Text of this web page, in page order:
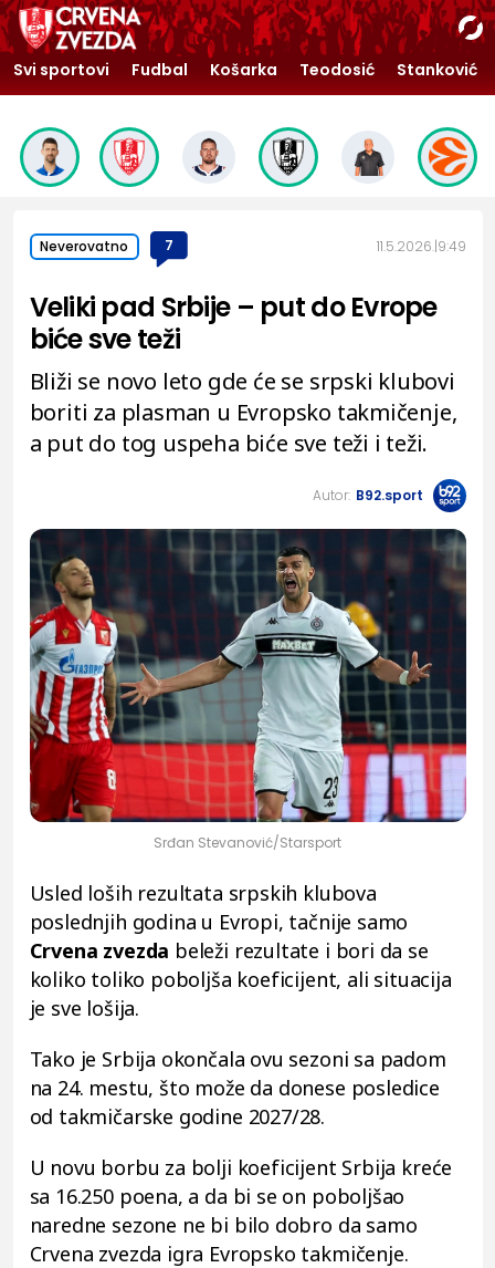
Svi sportovi Fudbal Košarka Teodosić Stanković
Neverovatno 7 11.5.2026. 9:49
Veliki pad Srbije – put do Evrope
biće sve teži
Bliži se novo leto gde će se srpski klubovi
boriti za plasman u Evropsko takmičenje,
a put do tog uspeha biće sve teži i teži.
Autor: B92.sport
Srđan Stevanović/Starsport
Usled loših rezultata srpskih klubova
poslednjih godina u Evropi, tačnije samo
Crvena zvezda beleži rezultate i bori da se
koliko toliko poboljša koeficijent, ali situacija
je sve lošija.
Tako je Srbija okončala ovu sezoni sa padom
na 24. mestu, što može da donese posledice
od takmičarske godine 2027/28.
U novu borbu za bolji koeficijent Srbija kreće
sa 16.250 poena, a da bi se on poboljšao
naredne sezone ne bi bilo dobro da samo
Crvena zvezda igra Evropsko takmičenje.